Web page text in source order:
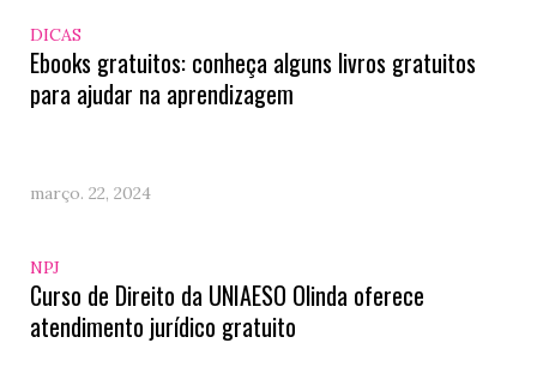
DICAS
Ebooks gratuitos: conheça alguns livros gratuitos
para ajudar na aprendizagem
março. 22, 2024
NPJ
Curso de Direito da UNIAESO Olinda oferece
atendimento jurídico gratuito